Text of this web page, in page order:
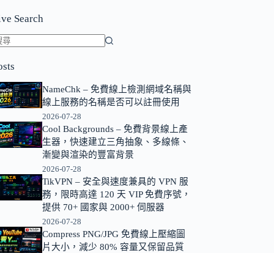
Search
NameChk – 免費線上檢測網域名稱與
線上服務的名稱是否可以註冊使用
2026-07-28
Cool Backgrounds – 免費背景線上產
生器，快速建立三角抽象、多線條、
漸變與渲染的豐富背景
2026-07-28
TikVPN – 安全與速度兼具的 VPN 服
務，限時高達 120 天 VIP 免費序號，
提供 70+ 國家與 2000+ 伺服器
2026-07-28
Compress PNG/JPG 免費線上壓縮圖
片大小，減少 80% 容量又保留品質